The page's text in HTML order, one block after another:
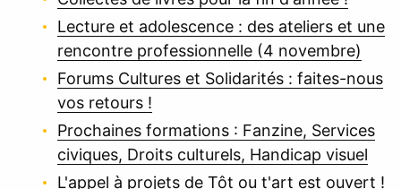
Lecture et adolescence : des ateliers et une
rencontre professionnelle (4 novembre)
Forums Cultures et Solidarités : faites-nous
vos retours !
Prochaines formations : Fanzine, Services
civiques, Droits culturels, Handicap visuel
L'appel à projets de Tôt ou t'art est ouvert !